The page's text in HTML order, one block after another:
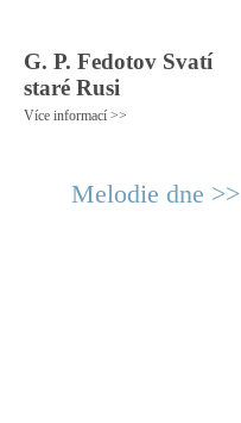
G. P. Fedotov Svatí
staré Rusi
Více informací >>
Melodie dne >>